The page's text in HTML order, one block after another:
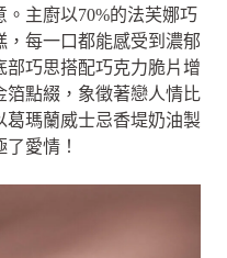
主廚以70%的法芙娜巧
，每一口都能感受到濃郁
部巧思搭配巧克力脆片增
箔點綴，象徵著戀人情比
葛瑪蘭威士忌香堤奶油製
愛情！